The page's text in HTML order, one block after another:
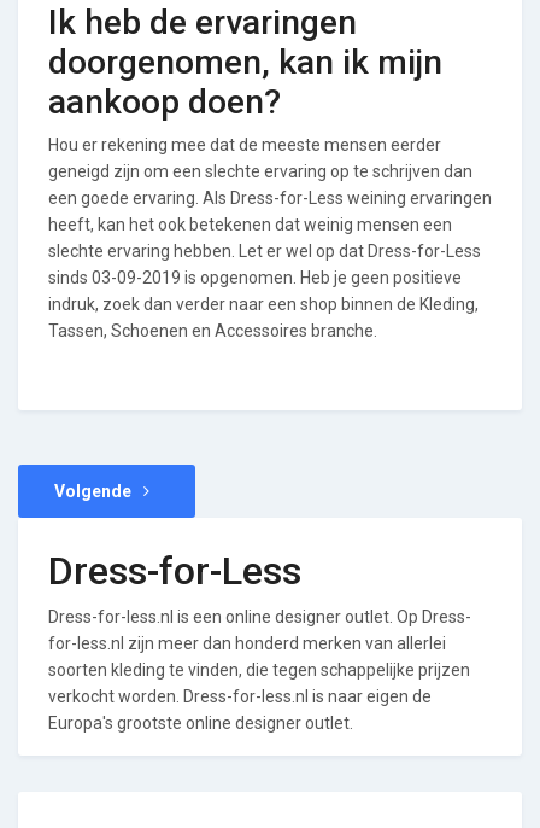
Ik heb de ervaringen
doorgenomen, kan ik mijn
aankoop doen?
Hou er rekening mee dat de meeste mensen eerder
geneigd zijn om een slechte ervaring op te schrijven dan
een goede ervaring. Als Dress-for-Less weining ervaringen
heeft, kan het ook betekenen dat weinig mensen een
slechte ervaring hebben. Let er wel op dat Dress-for-Less
sinds 03-09-2019 is opgenomen. Heb je geen positieve
indruk, zoek dan verder naar een shop binnen de Kleding,
Tassen, Schoenen en Accessoires branche.
Volgende
Dress-for-Less
Dress-for-less.nl is een online designer outlet. Op Dress-
for-less.nl zijn meer dan honderd merken van allerlei
soorten kleding te vinden, die tegen schappelijke prijzen
verkocht worden. Dress-for-less.nl is naar eigen de
Europa's grootste online designer outlet.